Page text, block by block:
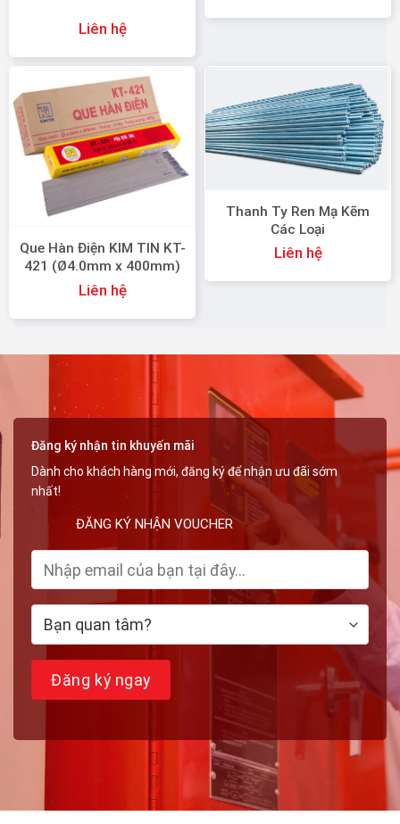
Liên hệ
Que Hàn Điện KIM TIN KT-
421 (Ø4.0mm x 400mm)
Liên hệ
Thanh Ty Ren Mạ Kẽm
Các Loại
Liên hệ
Đăng ký nhận tin khuyến mãi
Dành cho khách hàng mới, đăng ký để nhận ưu đãi sớm
nhất!
ĐĂNG KÝ NHẬN VOUCHER